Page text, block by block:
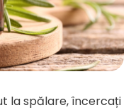
la spălare, încercați